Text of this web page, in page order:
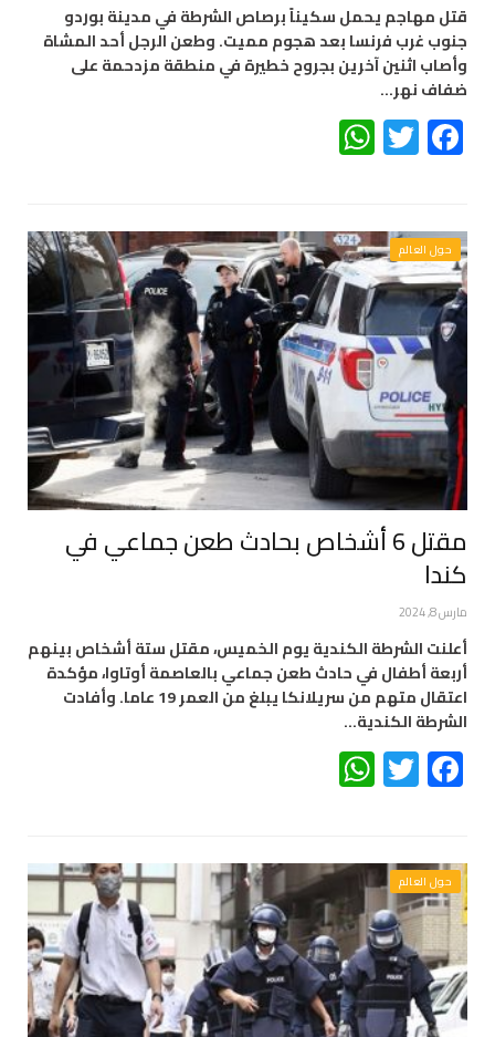
قتل مهاجم يحمل سكيناً برصاص الشرطة في مدينة بوردو
جنوب غرب فرنسا بعد هجوم مميت. وطعن الرجل أحد المشاة
وأصاب اثنين آخرين بجروح خطيرة في منطقة مزدحمة على
ضفاف نهر…
Facebook
Twitter
حول العالم
مقتل 6 أشخاص بحادث طعن جماعي في
كندا
مارس 8, 2024
أعلنت الشرطة الكندية يوم الخميس، مقتل ستة أشخاص بينهم
أربعة أطفال في حادث طعن جماعي بالعاصمة أوتاوا، مؤكدة
اعتقال متهم من سريلانكا يبلغ من العمر 19 عاما. وأفادت
الشرطة الكندية…
Facebook
Twitter
حول العالم